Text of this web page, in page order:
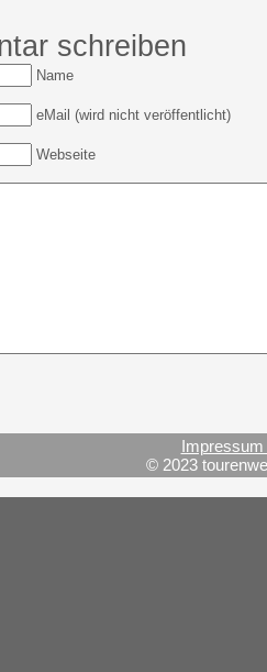
schreiben
Name
eMail (wird nicht veröffentlicht)
Webseite
© 2023